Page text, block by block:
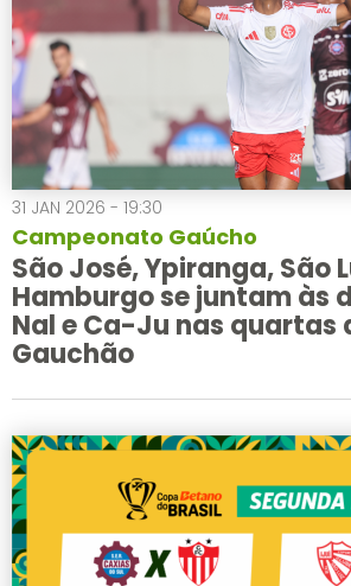
31 JAN 2026 - 19:30
Campeonato Gaúcho
São José, Ypiranga, São
Hamburgo se juntam às
Nal e Ca-Ju nas quartas
Gauchão